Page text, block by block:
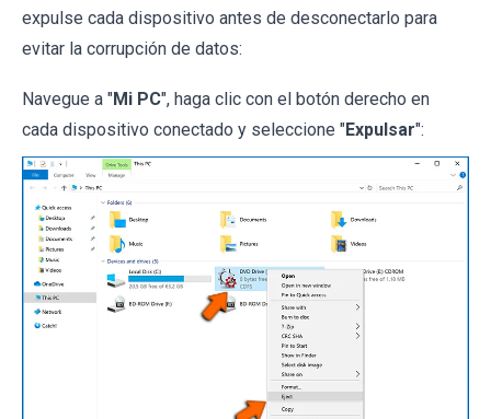
expulse cada dispositivo antes de desconectarlo para
evitar la corrupción de datos:
Navegue a "Mi PC", haga clic con el botón derecho en
cada dispositivo conectado y seleccione "Expulsar":